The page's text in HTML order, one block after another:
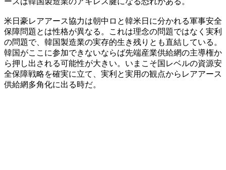
米日豪レアアース協力は朝中ロと韓米日に分かれる軍事安全
保障問題とは性格が異なる。これは理念の問題ではなく実利
の問題で、韓国製造業の実存的生き残りとも直結している。
韓国がここに参加できないならば先端産業供給網の主導権か
ら押し出される可能性が大きい。いまこそ国レベルの資源安
全保障戦略を確実に立て、実利と実用の観点からレアアース
供給網多角化に出る時だ。